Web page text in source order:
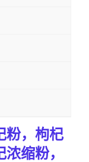
粉，枸杞
缩粉，